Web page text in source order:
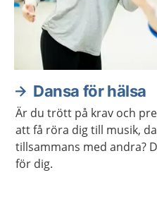
Dansa för hälsa
Är du trött på krav och
att få röra dig till musik,
tillsammans med andra?
för dig.